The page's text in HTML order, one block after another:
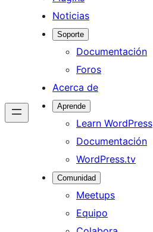
Noticias
Soporte
Documentación
Foros
Acerca de
Aprende
Learn WordPress
Documentación
WordPress.tv
Comunidad
Meetups
Equipo